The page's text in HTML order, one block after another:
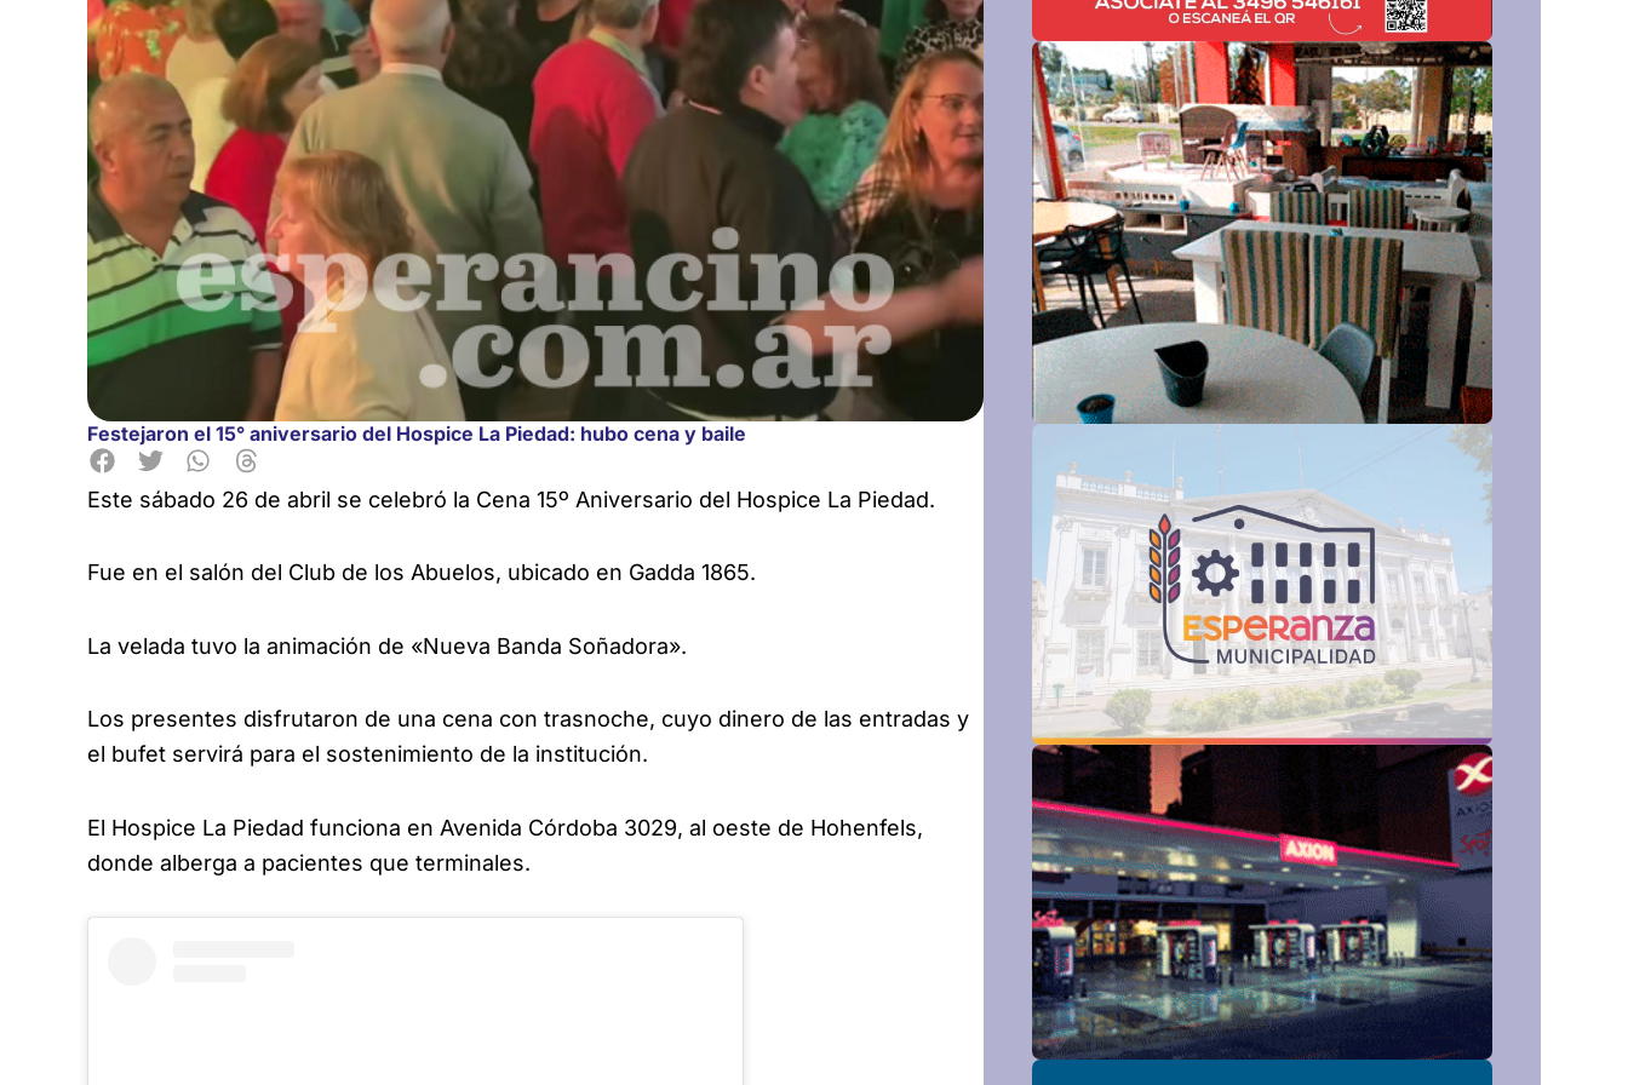
Festejaron el 15° aniversario del Hospice La Piedad: hubo cena y baile
Este sábado 26 de abril se celebró la Cena 15º Aniversario del Hospice La Piedad.
Fue en el salón del Club de los Abuelos, ubicado en Gadda 1865.
La velada tuvo la animación de «Nueva Banda Soñadora».
Los presentes disfrutaron de una cena con trasnoche, cuyo dinero de las entradas y
el bufet servirá para el sostenimiento de la institución.
El Hospice La Piedad funciona en Avenida Córdoba 3029, al oeste de Hohenfels,
donde alberga a pacientes que terminales.